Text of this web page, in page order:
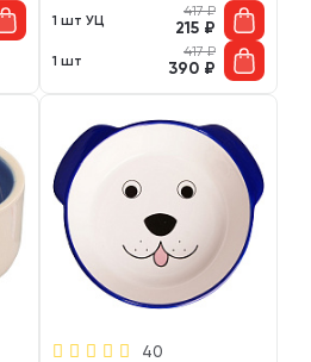
1 шт УЦ
417₽
215 ₽
1 шт
417₽
390 ₽
40